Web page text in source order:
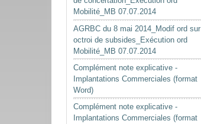
Mobilité_MB 07.07.2014
AGRBC du 8 mai 2014_Modif ord sur
octroi de subsides_Exécution ord
Mobilité_MB 07.07.2014
Complément note explicative -
Implantations Commerciales (format
Word)
Complément note explicative -
Implantations Commerciales (format